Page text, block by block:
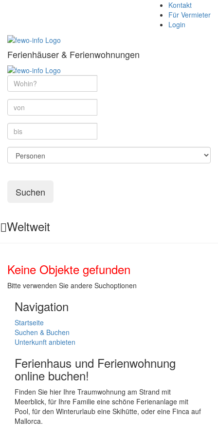
Kontakt
Für Vermieter
Login
Ferienhäuser & Ferienwohnungen
Suchen
Weltweit
Keine Objekte gefunden
Bitte verwenden Sie andere Suchoptionen
Navigation
Startseite
Suchen & Buchen
Unterkunft anbieten
Ferienhaus und Ferienwohnung
online buchen!
Finden Sie hier Ihre Traumwohnung am Strand mit
Meerblick, für Ihre Familie eine schöne Ferienanlage mit
Pool, für den Winterurlaub eine Skihütte, oder eine Finca auf
Mallorca.